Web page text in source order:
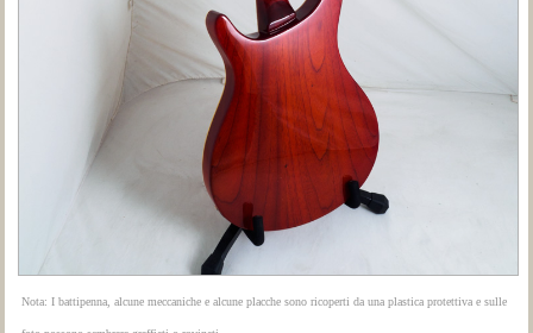
Nota: I battipenna, alcune meccaniche e alcune placche sono ricoperti da una plastica protettiva e sulle